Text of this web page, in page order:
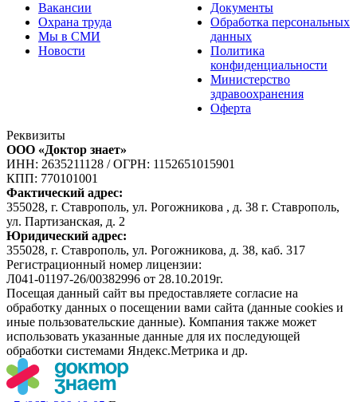
Вакансии
Охрана труда
Мы в СМИ
Новости
Документы
Обработка персональных
данных
Политика
конфиденциальности
Министерство
здравоохранения
Оферта
Реквизиты
ООО «Доктор знает»
ИНН: 2635211128 /ОГРН: 1152651015901
КПП: 770101001
Фактический адрес:
355028, г. Ставрополь, ул. Рогожникова , д. 38 г. Ставрополь,
ул. Партизанская, д. 2
Юридический адрес:
355028, г. Ставрополь, ул. Рогожникова, д. 38, каб. 317
Регистрационный номер лицензии:
Л041-01197-26/00382996 от 28.10.2019г.
Посещая данный сайт вы предоставляете согласие на
обработку данных о посещении вами сайта (данные cookies и
иные пользовательские данные). Компания также может
использовать указанные данные для их последующей
обработки системами Яндекс.Метрика и др.